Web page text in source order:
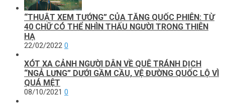
“THUẬT XEM TƯỚNG” CỦA TĂNG QUỐC PHIÊN: TỪ
40 CHỮ CÓ THỂ NHÌN THẤU NGƯỜI TRONG THIÊN
HẠ
22/02/2022 0
XÓT XA CẢNH NGƯỜI DÂN VỀ QUÊ TRÁNH DỊCH
“NGẢ LƯNG” DƯỚI GẦM CẦU, VỆ ĐƯỜNG QUỐC LỘ VÌ
QUÁ MỆT
08/10/2021 0